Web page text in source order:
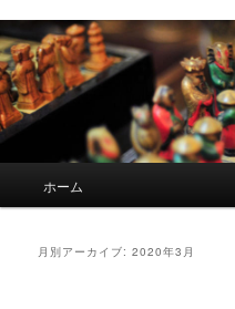
ホーム
月別アーカイブ:2020年3月